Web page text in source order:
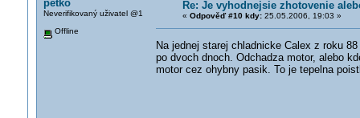
petko
Neverifikovaný uživatel @1
Offline
Re: Je vyhodnejsie zhotovenie
« Odpověď #10 kdy:25.05.2006, 19:03 »
Na jednej starej chladnicke Calex z roku
po dvoch dnoch. Odchadza motor, alebo
motor cez ohybny pasik. To je tepelna